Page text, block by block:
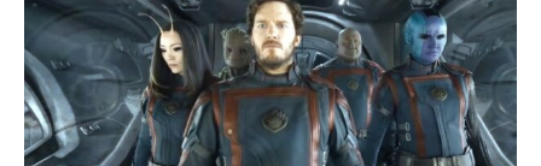
TRENUTNO OTVORENO
Projekcija filma: Čuvari galaksije vol. 3